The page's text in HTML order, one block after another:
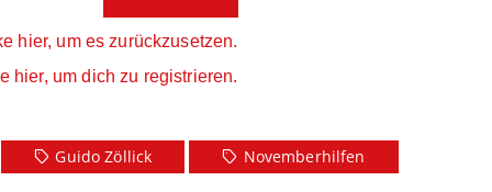
hier, um es zurückzusetzen.
hier, um dich zu registrieren.
Guido Zöllick Novemberhilfen